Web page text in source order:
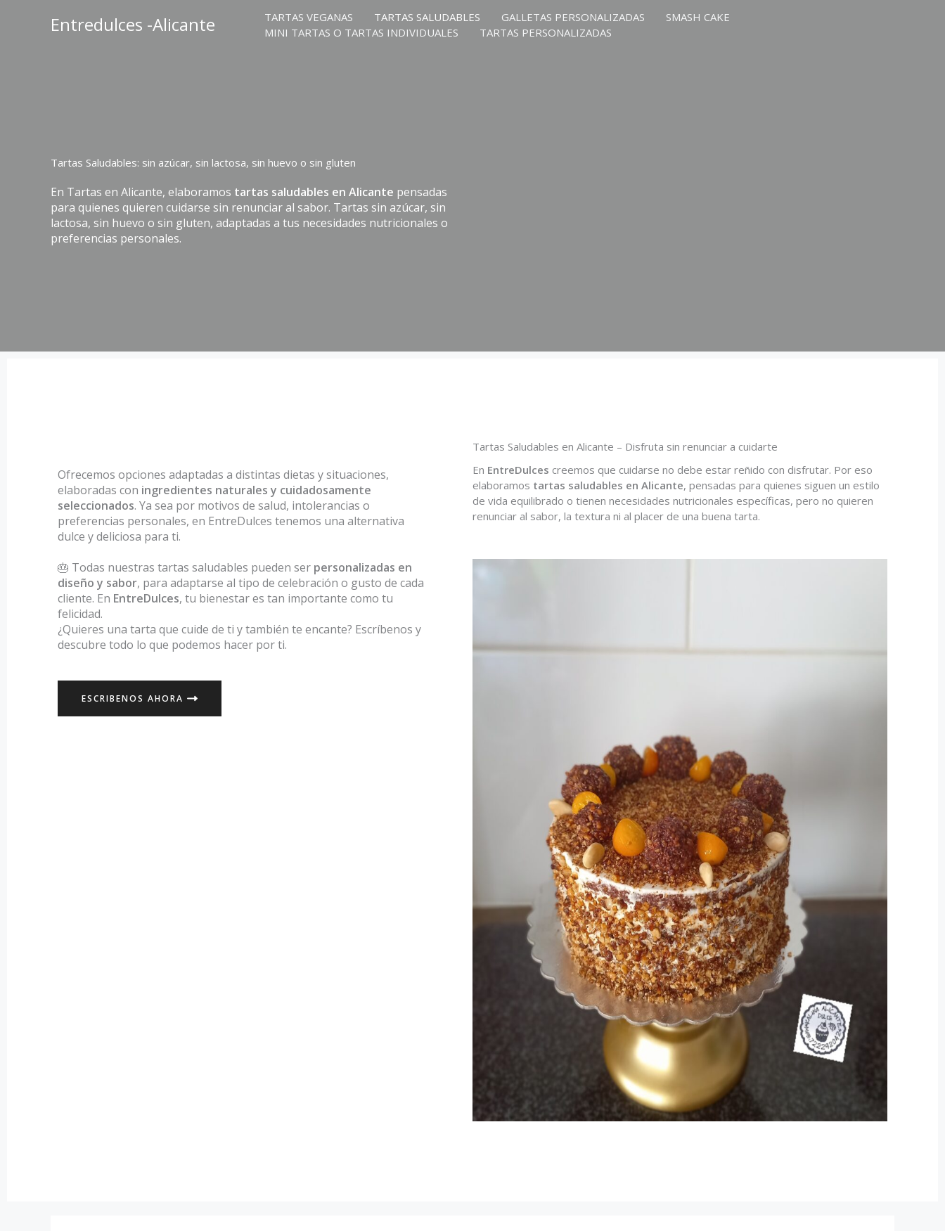
Entredulces -Alicante TARTAS VEGANAS TARTAS SALUDABLES GALLETAS PERSONALIZADAS
SMASH CAKE
MINI TARTAS O TARTAS INDIVIDUALES
TARTAS PERSONALIZADAS
Tartas Saludables: sin azúcar, sin lactosa, sin huevo o sin gluten
En Tartas en Alicante, elaboramos tartas saludables en Alicante pensadas
para quienes quieren cuidarse sin renunciar al sabor. Tartas sin azúcar, sin
lactosa, sin huevo o sin gluten, adaptadas a tus necesidades nutricionales o
preferencias personales.
Ofrecemos opciones adaptadas a distintas dietas y situaciones,
elaboradas con ingredientes naturales y cuidadosamente
seleccionados. Ya sea por motivos de salud, intolerancias o
preferencias personales, en EntreDulces tenemos una alternativa
dulce y deliciosa para ti.
🎂 Todas nuestras tartas saludables pueden ser personalizadas en
diseño y sabor, para adaptarse al tipo de celebración o gusto de cada
cliente. En EntreDulces, tu bienestar es tan importante como tu
felicidad.
¿Quieres una tarta que cuide de ti y también te encante? Escríbenos y
descubre todo lo que podemos hacer por ti.
ESCRIBENOS AHORA
Tartas Saludables en Alicante – Disfruta sin renunciar a cuidarte
En EntreDulces creemos que cuidarse no debe estar reñido con disfrutar. Por eso
elaboramos tartas saludables en Alicante, pensadas para quienes siguen un estilo
de vida equilibrado o tienen necesidades nutricionales específicas, pero no quieren
renunciar al sabor, la textura ni al placer de una buena tarta.